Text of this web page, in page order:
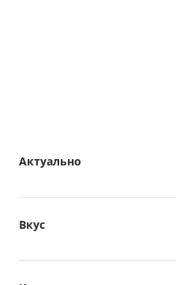
Актуально
Вкус